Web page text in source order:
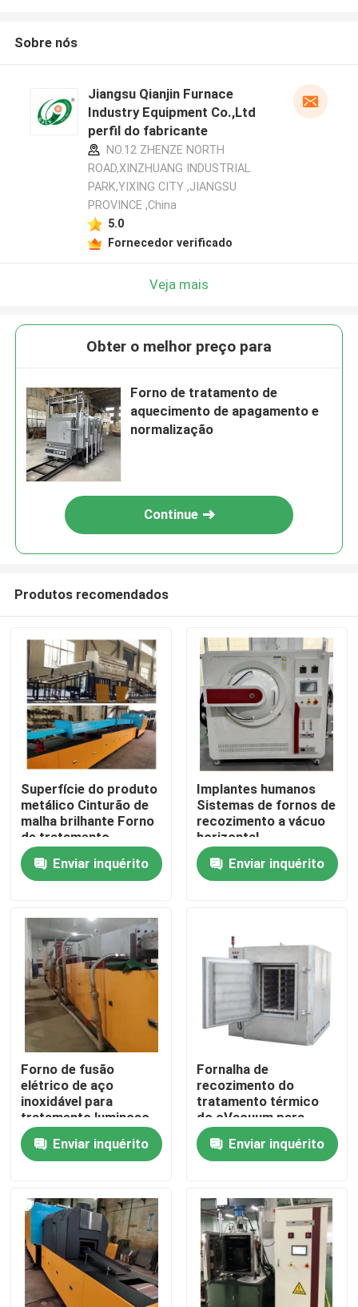
Casa
Sobre nós
Excursão da fábrica
Controle da qualidade
Notícia
Casos
Peça umas citações
fornalha de lareira do rolo
Forno Empurrador
Sobre nós
Jiangsu Qianjin Furnace
Industry Equipment Co.,Ltd
perfil do fabricante
NO.12 ZHENZE NORTH
ROAD,XINZHUANG INDUSTRIAL
PARK,YIXING CITY ,JIANGSU
PROVINCE ,China
5.0
Fornecedor verificado
Veja mais
Obter o melhor preço para
Forno de tratamento de
aquecimento de apagamento e
normalização
Continue
Produtos recomendados
Superfície do produto
metálico Cinturão de
malha brilhante Forno
de tratamento
térmico Forno de
cinto contínuo
Enviar inquérito
Implantes humanos
Sistemas de fornos de
recozimento a vácuo
horizontal
Enviar inquérito
Forno de fusão
elétrico de aço
inoxidável para
tratamento luminoso
da superfície
Enviar inquérito
Fornalha de
recozimento do
tratamento térmico
do cVacuum para
câmaras de segurança
Enviar inquérito